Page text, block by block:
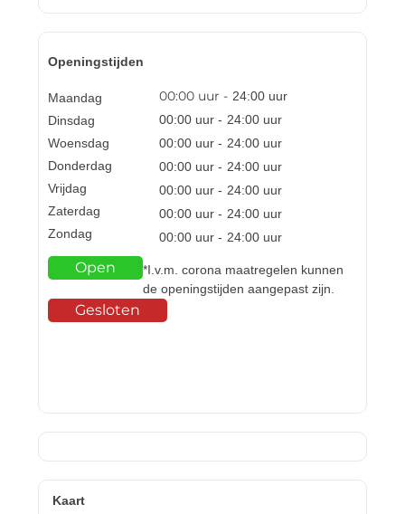
Openingstijden
Maandag
Dinsdag
Woensdag
Donderdag
Vrijdag
Zaterdag
Zondag
00:00 uur - 24:00 uur
00:00 uur - 24:00 uur
00:00 uur - 24:00 uur
00:00 uur - 24:00 uur
00:00 uur - 24:00 uur
00:00 uur - 24:00 uur
00:00 uur - 24:00 uur
Open
*I.v.m. corona maatregelen kunnen
de openingstijden aangepast zijn.
Gesloten
Kaart